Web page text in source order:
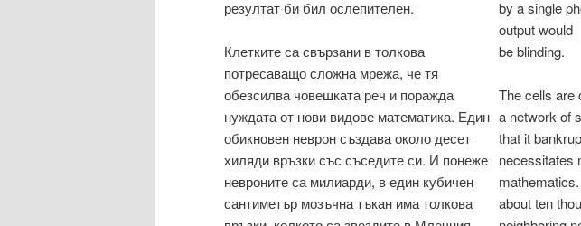
резултат би бил ослепителен.
Клетките са свързани в толкова
потресаващо сложна мрежа, че тя
обезсилва човешката реч и поражда
нуждата от нови видове математика. Един
обикновен неврон създава около десет
хиляди връзки със съседите си. И понеже
невроните са милиарди, в един кубичен
сантиметър мозъчна тъкан има толкова
by a single
output would
be blinding.
The cells are
a network of
that it
necessitates
about ten